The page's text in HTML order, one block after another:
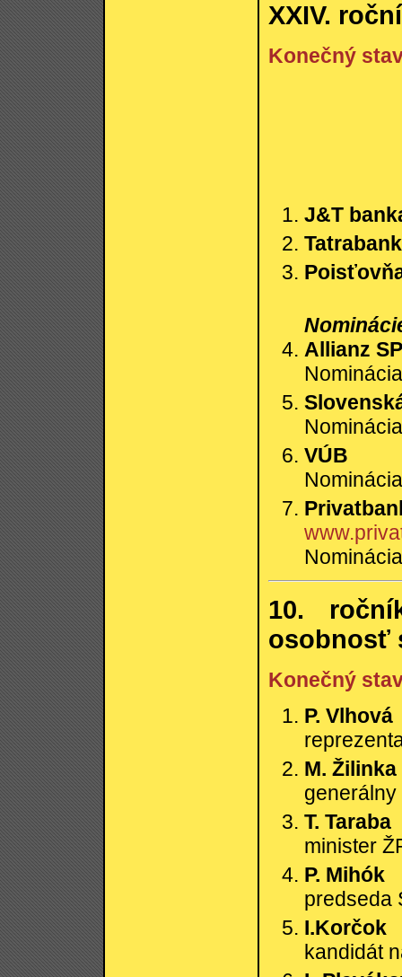
XXIV.
Konečný
J&T
Allianz SP
VÚB
10.
osobnosť
Konečný
P. Vlhová
M. Žilinka
T. Taraba
minister
P. Mihók
predseda
I.Korčok
kandidát